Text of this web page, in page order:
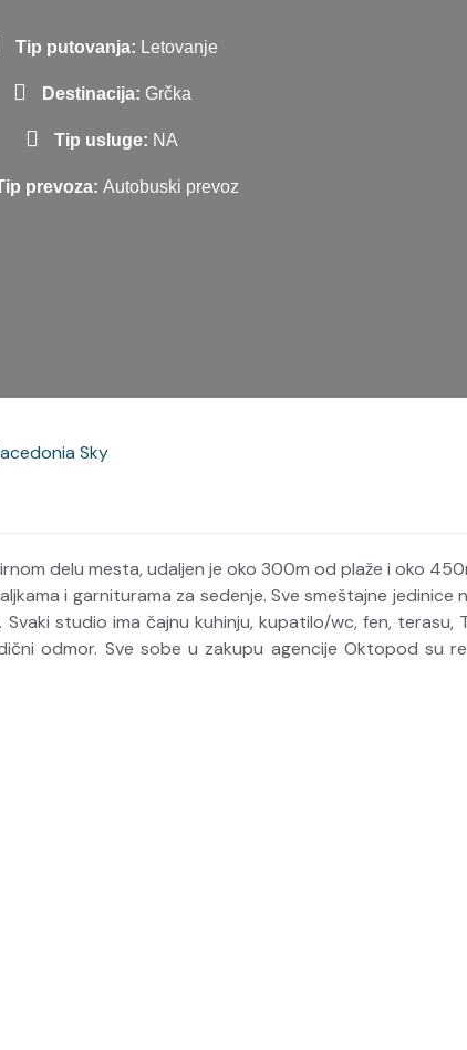
Tip putovanja: Letovanje
Destinacija: Grčka
Tip usluge: NA
prevoza: Autobuski prevoz
Sky
delu mesta, udaljen je oko 300m od plaže i oko
i garniturama za sedenje. Sve smeštajne jedinice
studio ima čajnu kuhinju, kupatilo/wc, fen, terasu,
odmor. Sve sobe u zakupu agencije Oktopod su